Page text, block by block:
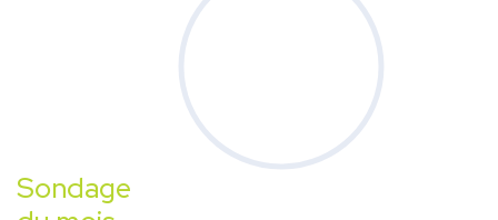
Sondage